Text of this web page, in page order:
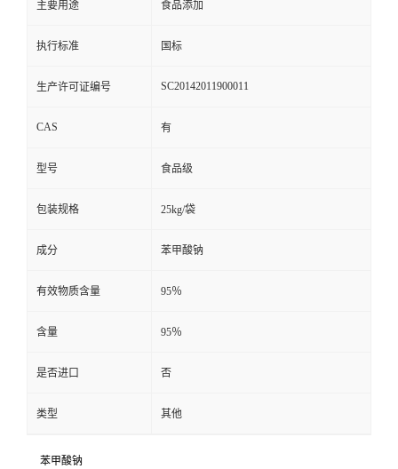
主要用途 食品添加
执行标准 国标
生产许可证编号 SC20142011900011
CAS 有
型号 食品级
包装规格 25kg/袋
成分 苯甲酸钠
有效物质含量 95％
含量 95％
是否进口 否
类型 其他
苯甲酸钠